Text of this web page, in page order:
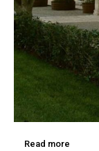
Read more